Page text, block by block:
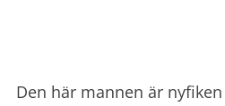
Den här mannen är